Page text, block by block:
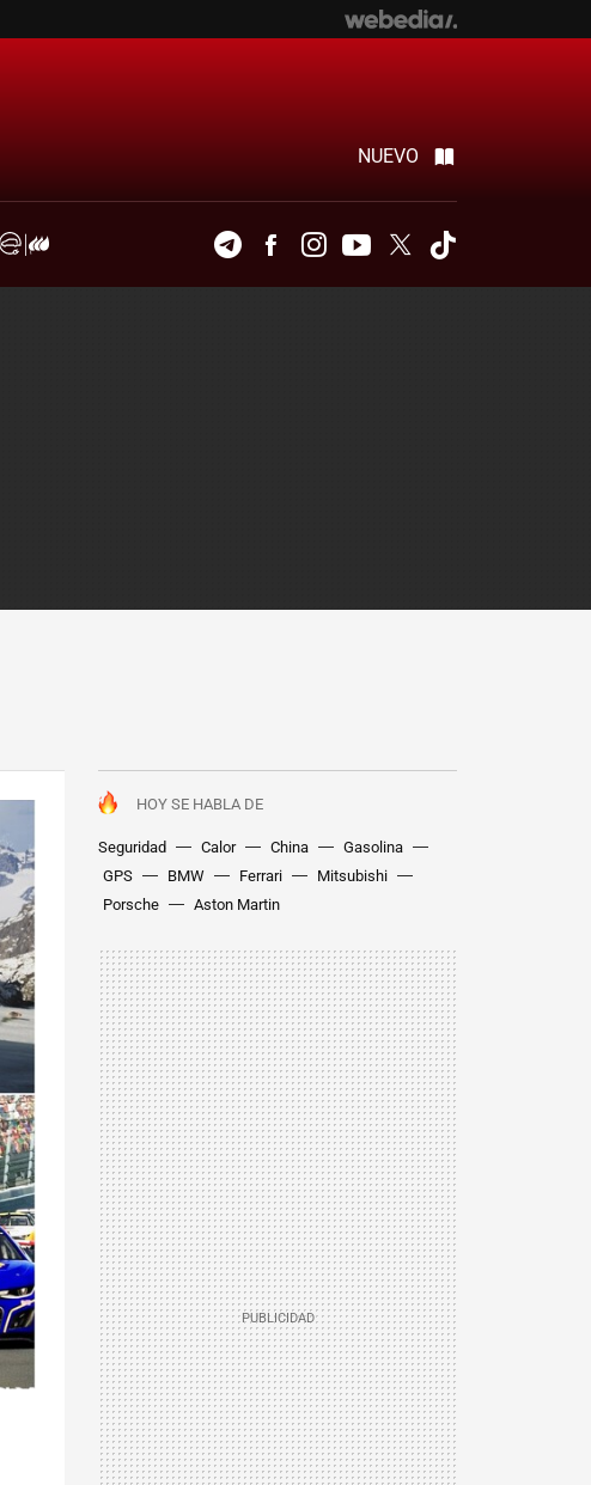
NUEVO
TelegramFacebookInstagramYoutubeTwitter
HOY SE HABLA DE
Seguridad Calor China
Gasolina
GPS
BMW Ferrari
Mitsubishi
Porsche
Aston Martin